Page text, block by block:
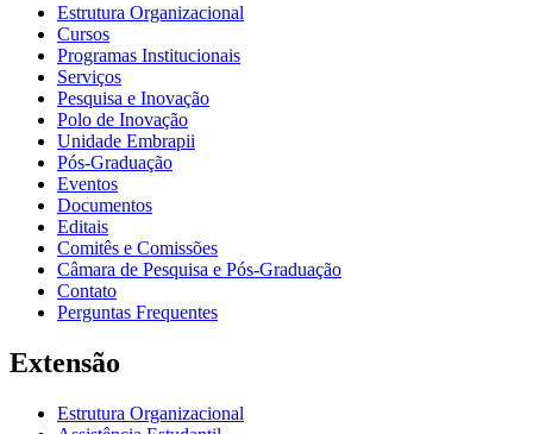
Estrutura Organizacional
Cursos
Programas Institucionais
Serviços
Pesquisa e Inovação
Polo de Inovação
Unidade Embrapii
Pós-Graduação
Eventos
Documentos
Editais
Comitês e Comissões
Câmara de Pesquisa e Pós-Graduação
Contato
Perguntas Frequentes
Extensão
Estrutura Organizacional